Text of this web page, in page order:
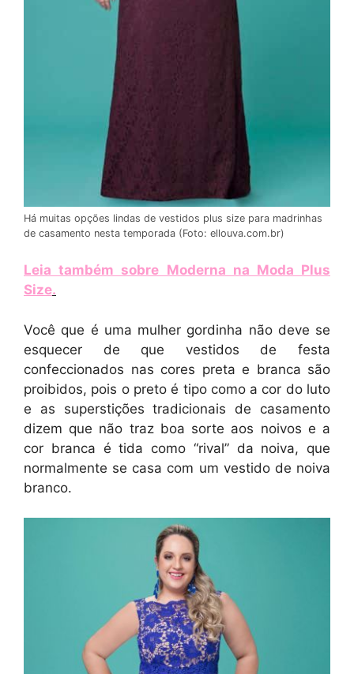
Há muitas opções lindas de vestidos plus size para madrinhas
de casamento nesta temporada (Foto: ellouva.com.br)
Leia também sobre Moderna na Moda Plus
Size.
Você que é uma mulher gordinha não deve se
esquecer de que vestidos de festa
confeccionados nas cores preta e branca são
proibidos, pois o preto é tipo como a cor do luto
e as superstições tradicionais de casamento
dizem que não traz boa sorte aos noivos e a
cor branca é tida como “rival” da noiva, que
normalmente se casa com um vestido de noiva
branco.